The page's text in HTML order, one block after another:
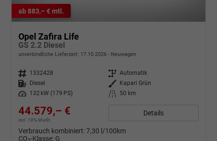
ab 883,– € mtl.
Opel Zafira Life
GS 2.2 Diesel
unverbindliche Lieferzeit: 17.10.2026 Neuwagen
Fahrzeugnr. 1332428 Getriebe Automatik
Kraftstoff
Diesel Außenfarbe
Kapari Grün
Leistung
132 kW (179 PS) Kilometerstand 50 km
44.579,– €
incl. 19% MwSt.
Details
Verbrauch kombiniert:7,30 l/100km
CO -Klasse: G